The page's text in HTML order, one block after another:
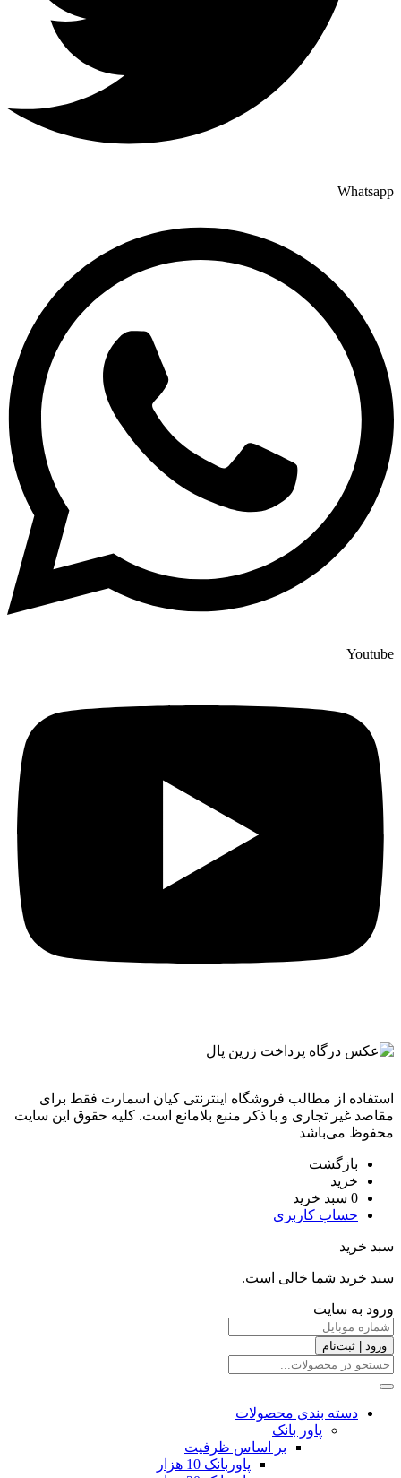
Whatsapp
Youtube
استفاده از مطالب فروشگاه اینترنتی کیان اسمارت فقط برای
مقاصد غیر تجاری و با ذکر منبع بلامانع است. کليه حقوق اين سايت
محفوظ می‌باشد
بازگشت
خرید
0 سبد خرید
حساب کاربری
سبد خرید
سبد خرید شما خالی است.
ورود به سایت
ورود | ثبت‌نام
دسته بندی محصولات
پاور بانک
بر اساس ظرفیت
پاوربانک 10 هزار